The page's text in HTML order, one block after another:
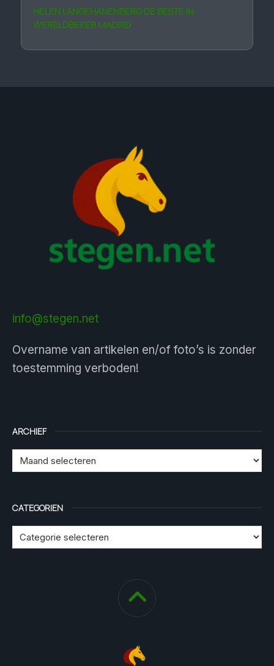
HELEN LANGE­HANEN­BERG DE BESTE IN
WERELDBEKER MADRID
info@stegen.net
Overname van artikelen en/of foto’s is zonder
toestemming verboden!
ARCHIEF
CATEGORIEN